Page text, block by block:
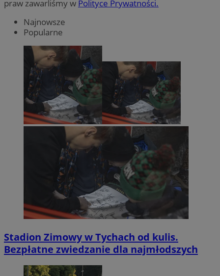
praw zawarliśmy w Polityce Prywatności.
Najnowsze
Popularne
Stadion Zimowy w Tychach od kulis.
Bezpłatne zwiedzanie dla najmłodszych